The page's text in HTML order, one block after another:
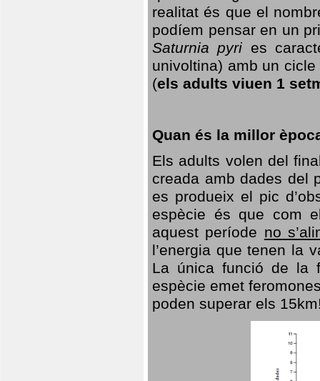
realitat és que el
podíem pensar en un
Saturnia pyri es
univoltina) amb un
(els adults viuen 1
Quan és la millor
Els adults volen del
creada amb dades del
es produeix el pic
espècie és que com
aquest període no
l’energia que tenen la
La única funció de la
espècie emet
poden superar els